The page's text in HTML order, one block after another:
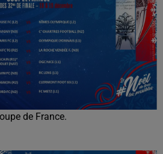
de France.